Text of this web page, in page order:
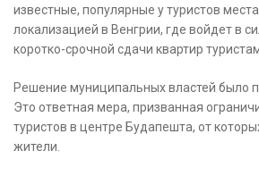
известные, популярные у туристов
локализацией в Венгрии, где войдет в
коротко-срочной сдачи квартир
Решение муниципальных властей было
Это ответная мера, призванная
туристов в центре Будапешта, от
жители.